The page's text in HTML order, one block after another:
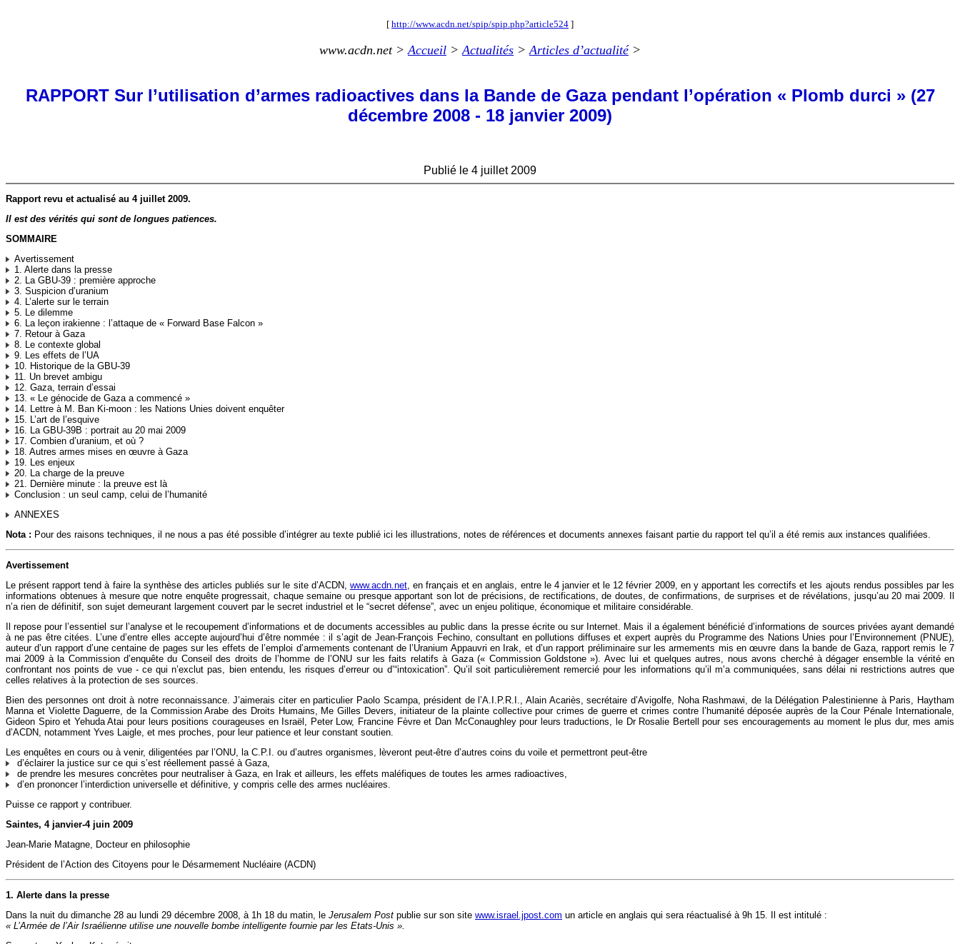
[ http://www.acdn.net/spip/spip.php?article524 ]
www.acdn.net >Accueil >Actualités >Articles d’actualité>
RAPPORT Sur l’utilisation d’armes radioactives dans la Bande de Gaza pendant l’opération « Plomb durci » (27
décembre 2008 - 18 janvier 2009)
Publié le 4 juillet 2009
Rapport revu et actualisé au 4 juillet 2009.
Il est des vérités qui sont de longues patiences.
SOMMAIRE
Avertissement
1. Alerte dans la presse
2. La GBU-39 : première approche
3. Suspicion d’uranium
4. L’alerte sur le terrain
5. Le dilemme
6. La leçon irakienne : l’attaque de « Forward Base Falcon »
7. Retour à Gaza
8. Le contexte global
9. Les effets de l’UA
10. Historique de la GBU-39
11. Un brevet ambigu
12. Gaza, terrain d’essai
13. « Le génocide de Gaza a commencé »
14. Lettre à M. Ban Ki-moon : les Nations Unies doivent enquêter
15. L’art de l’esquive
16. La GBU-39B : portrait au 20 mai 2009
17. Combien d’uranium, et où ?
18. Autres armes mises en œuvre à Gaza
19. Les enjeux
20. La charge de la preuve
21. Dernière minute : la preuve est là
Conclusion : un seul camp, celui de l’humanité
ANNEXES
Nota : Pour des raisons techniques, il ne nous a pas été possible d’intégrer au texte publié ici les illustrations, notes de références et documents annexes faisant partie du rapport tel qu’il a été remis aux instances qualifiées.
Avertissement
Le présent rapport tend à faire la synthèse des articles publiés sur le site d’ACDN, www.acdn.net, en français et en anglais, entre le 4 janvier et le 12 février 2009, en y apportant les correctifs et les ajouts rendus possibles par les
informations obtenues à mesure que notre enquête progressait, chaque semaine ou presque apportant son lot de précisions, de rectifications, de doutes, de confirmations, de surprises et de révélations, jusqu’au 20 mai 2009. Il
n’a rien de définitif, son sujet demeurant largement couvert par le secret industriel et le “secret défense”, avec un enjeu politique, économique et militaire considérable.
Il repose pour l’essentiel sur l’analyse et le recoupement d’informations et de documents accessibles au public dans la presse écrite ou sur Internet. Mais il a également bénéficié d’informations de sources privées ayant demandé
à ne pas être citées. L’une d’entre elles accepte aujourd’hui d’être nommée : il s’agit de Jean-François Fechino, consultant en pollutions diffuses et expert auprès du Programme des Nations Unies pour l’Environnement (PNUE),
auteur d’un rapport d’une centaine de pages sur les effets de l’emploi d’armements contenant de l’Uranium Appauvri en Irak, et d’un rapport préliminaire sur les armements mis en œuvre dans la bande de Gaza, rapport remis le 7
mai 2009 à la Commission d’enquête du Conseil des droits de l’homme de l’ONU sur les faits relatifs à Gaza (« Commission Goldstone »). Avec lui et quelques autres, nous avons cherché à dégager ensemble la vérité en
confrontant nos points de vue - ce qui n’exclut pas, bien entendu, les risques d’erreur ou d’“intoxication”. Qu’il soit particulièrement remercié pour les informations qu’il m’a communiquées, sans délai ni restrictions autres que
celles relatives à la protection de ses sources.
Bien des personnes ont droit à notre reconnaissance. J’aimerais citer en particulier Paolo Scampa, président de l’A.I.P.R.I., Alain Acariès, secrétaire d’Avigolfe, Noha Rashmawi, de la Délégation Palestinienne à Paris, Haytham
Manna et Violette Daguerre, de la Commission Arabe des Droits Humains, Me Gilles Devers, initiateur de la plainte collective pour crimes de guerre et crimes contre l’humanité déposée auprès de la Cour Pénale Internationale,
Gideon Spiro et Yehuda Atai pour leurs positions courageuses en Israël, Peter Low, Francine Fèvre et Dan McConaughley pour leurs traductions, le Dr Rosalie Bertell pour ses encouragements au moment le plus dur, mes amis
d’ACDN, notamment Yves Laigle, et mes proches, pour leur patience et leur constant soutien.
Les enquêtes en cours ou à venir, diligentées par l’ONU, la C.P.I. ou d’autres organismes, lèveront peut-être d’autres coins du voile et permettront peut-être
d’éclairer la justice sur ce qui s’est réellement passé à Gaza,
de prendre les mesures concrètes pour neutraliser à Gaza, en Irak et ailleurs, les effets maléfiques de toutes les armes radioactives,
d’en prononcer l’interdiction universelle et définitive, y compris celle des armes nucléaires.
Puisse ce rapport y contribuer.
Saintes, 4 janvier-4 juin 2009
Jean-Marie Matagne, Docteur en philosophie
Président de l’Action des Citoyens pour le Désarmement Nucléaire (ACDN)
1. Alerte dans la presse
Dans la nuit du dimanche 28 au lundi 29 décembre 2008, à 1h 18 du matin, le Jerusalem Post publie sur son site www.israel.jpost.com un article en anglais qui sera réactualisé à 9h 15. Il est intitulé :
« L’Armée de l’Air Israélienne utilise une nouvelle bombe intelligente fournie par les Etats-Unis ».